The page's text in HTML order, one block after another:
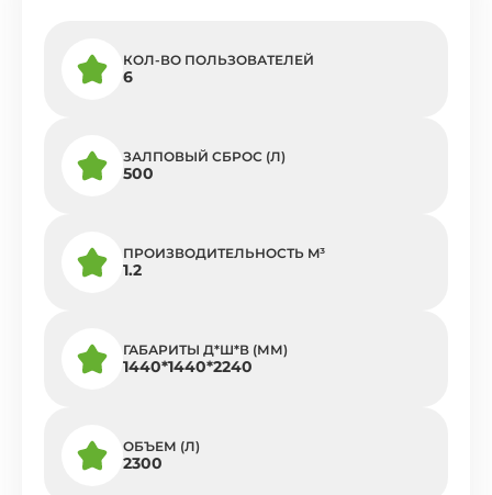
КОЛ-ВО ПОЛЬЗОВАТЕЛЕЙ
6
ЗАЛПОВЫЙ СБРОС (Л)
500
ПРОИЗВОДИТЕЛЬНОСТЬ M³
1.2
ГАБАРИТЫ Д*Ш*В (ММ)
1440*1440*2240
ОБЪЕМ (Л)
2300